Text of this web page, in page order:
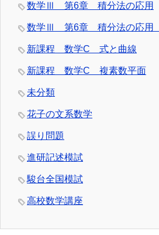
数学Ⅲ 第6章 積分法の応用
数学Ⅲ 第6章 積分法の応用
新課程 数学C 式と曲線
新課程 数学C 複素数平面
未分類
花子の文系数学
誤り問題
進研記述模試
駿台全国模試
高校数学講座